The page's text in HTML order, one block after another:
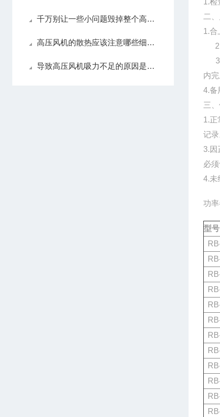
千万别让一些小问题毁掉整个高压风机！
高压风机的散热应该注意哪些细节？
导致高压风机吸力不足的原因是什么？
1.检
二
1.合
2.
3.
内
4.备
三
1.正
记
3.因
必
4.未
功
型号